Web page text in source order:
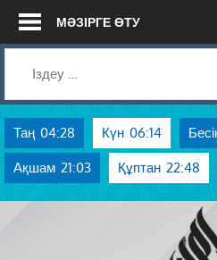
Skip
МӘЗІРГЕ ӨТУ
Таң 04:28 Күн 06:14
Ақшам 21:03 Құптан 22:48